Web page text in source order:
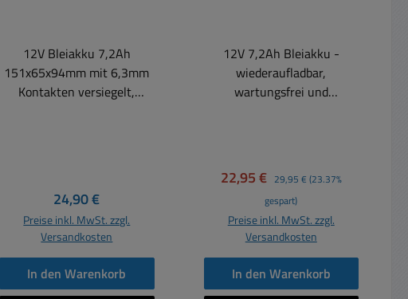
12V Bleiakku 7,2Ah
151x65x94mm mit 6,3mm
Kontakten versiegelt,
verschlossen durch
Ventilregulierung. Niedrige
Selbstentladung, lange
Gebrauchsdauer, einfache
Ladung, kein Gefahrengut.
Regulärer Preis:
24,90 €
Preise inkl. MwSt. zzgl.
Versandkosten
In den Warenkorb
12V 7,2Ah Bleiakku -
wiederaufladbar,
wartungsfrei und
Ladung, kein
Gefahrengut. Dieser
wartungsfreie Bleiakku
kann in
Notstromversorgungen,
USV, Alarmanlagen,
Verkaufspreis:
22,95 € Regulärer Preis:
29,95 € (23.37%
gespart)
Preise inkl. MwSt. zzgl.
Versandkosten
In den Warenkorb